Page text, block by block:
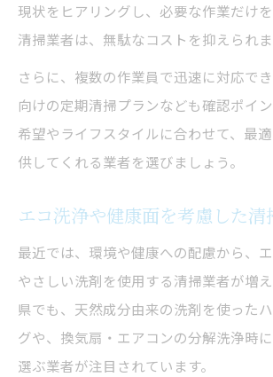
現状をヒアリングし、必要な作業だけ
清掃業者は、無駄なコストを抑えられま
さらに、複数の作業員で迅速に対応で
向けの定期清掃プランなども確認ポイ
希望やライフスタイルに合わせて、最
供してくれる業者を選びましょう。
エコ洗浄や健康面を考慮した清
最近では、環境や健康への配慮から、
やさしい洗剤を使用する清掃業者が増
県でも、天然成分由来の洗剤を使った
グや、換気扇・エアコンの分解洗浄時
選ぶ業者が注目されています。